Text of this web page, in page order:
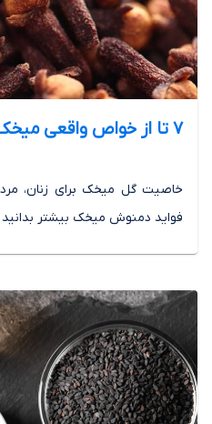
7 تا از خواص واقعی میخک برای سلامتی
خاصیت گل میخک برای زنان،
فواید دمنوش میخک بیشتر بدانید